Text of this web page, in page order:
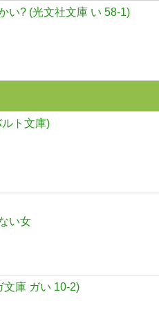
い? (光文社文庫 い 58-1)
ト文庫)
い女
文庫 ガい 10-2)